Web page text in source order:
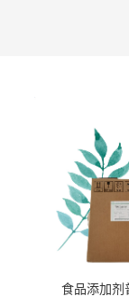
食品添加剂